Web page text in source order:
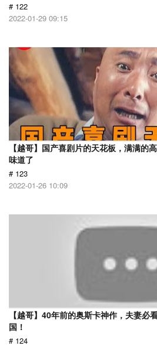
# 122
2022-01-29 09:15
【越哥】国产喜剧片的天花板，满满的
味道了
# 123
2022-01-26 10:09
【越哥】40年前的奥斯卡神作，夫妻必
国！
# 124